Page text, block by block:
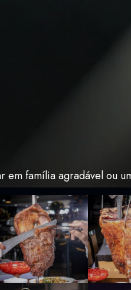
em família agradável ou